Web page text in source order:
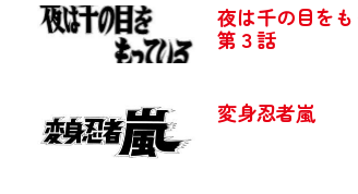
夜は千の目を
第３話
変身忍者嵐